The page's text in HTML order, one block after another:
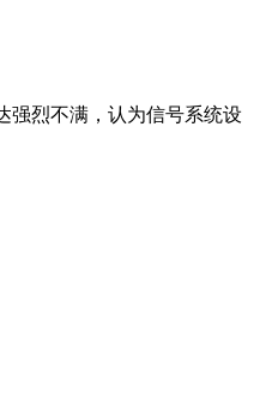
强烈不满，认为信号系统设